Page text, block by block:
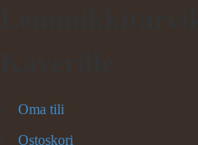
Oma tili
Ostoskori